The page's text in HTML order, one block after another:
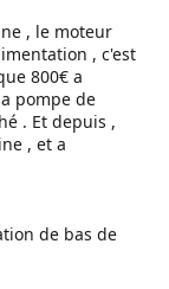
, le moteur
, c'est
800€ a
pompe de
. Et depuis ,
, et a
de bas de